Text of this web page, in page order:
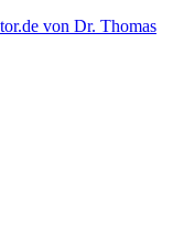
von Dr. Thomas